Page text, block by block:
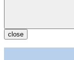
close